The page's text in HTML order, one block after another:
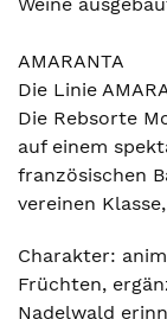
AMARANTA
Die Linie
Die Rebsorte
auf einem
französischen
vereinen
Charakter:
Früchten,
Nadelwald